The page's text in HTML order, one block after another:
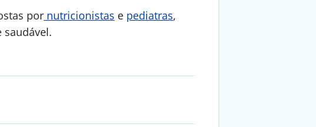
por nutricionistas e pediatras,